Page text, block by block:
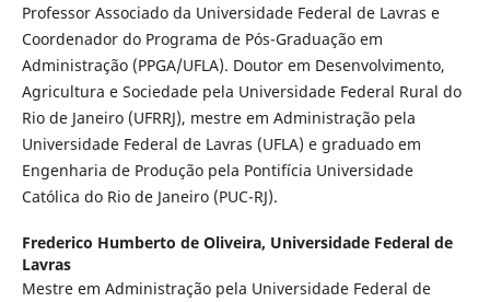
Professor Associado da Universidade Federal de Lavras e
Coordenador do Programa de Pós-Graduação em
Administração (PPGA/UFLA). Doutor em Desenvolvimento,
Agricultura e Sociedade pela Universidade Federal Rural do
Rio de Janeiro (UFRRJ), mestre em Administração pela
Universidade Federal de Lavras (UFLA) e graduado em
Engenharia de Produção pela Pontifícia Universidade
Católica do Rio de Janeiro (PUC-RJ).
Frederico Humberto de Oliveira, Universidade Federal de
Lavras
Mestre em Administração pela Universidade Federal de